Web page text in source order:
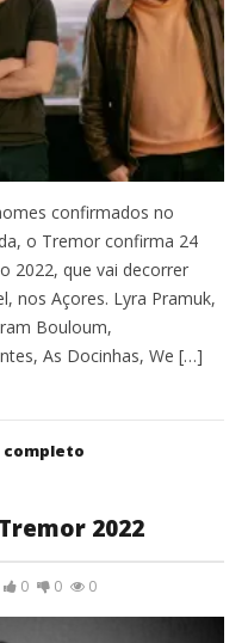
confirmados no
o Tremor confirma 24
2022, que vai decorrer
nos Açores. Lyra Pramuk,
Bouloum,
As Docinhas, We […]
completo
2022
0 0 0